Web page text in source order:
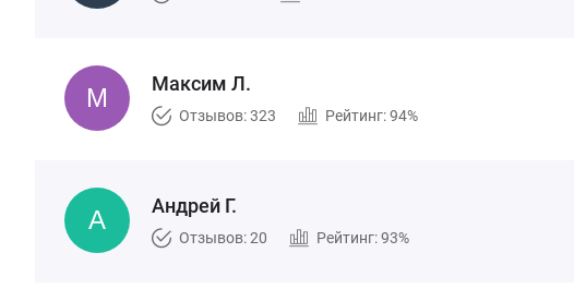
Максим Л.
Отзывов: 323 Рейтинг: 94%
Андрей Г.
Отзывов: 20 Рейтинг: 93%